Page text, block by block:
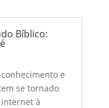
Bíblico:
e
se tornado
internet à